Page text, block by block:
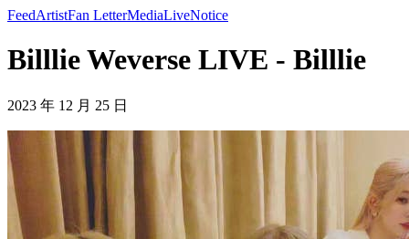
FeedArtistFan LetterMediaLiveNotice
Billlie Weverse LIVE - Billlie
2023 年 12 月 25 日